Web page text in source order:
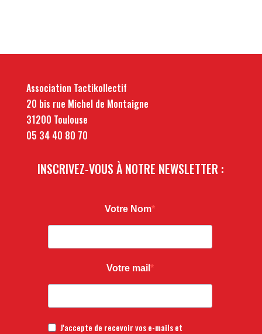
Association Tactikollectif
20 bis rue Michel de Montaigne
31200 Toulouse
05 34 40 80 70
INSCRIVEZ-VOUS À NOTRE NEWSLETTER :
Votre Nom
Votre mail
J'accepte de recevoir vos e-mails et